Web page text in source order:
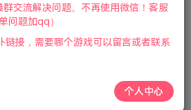
是一款蓝精灵世界的动态卡丁车
度最快的蓝精灵是谁。老杨电玩网
下载，全家可以挑选一个蓝精灵，附
，然后就可以开始一场狂野的赛车之
群交流解决问题。不再使用微信！客服
问题加qq）
链接，需要哪个游戏可以留言或者联系
个人中心